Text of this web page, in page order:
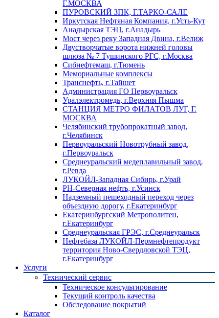
Г.МОСКВА
ПУРОВСКИЙ ЗПК, Г.ТАРКО-САЛЕ
Иркутская Нефтяная Компания, г.Усть-Кут
Анадырская ТЭЦ, г.Анадырь
Мост через реку Западная Двина, г.Велиж
Двустворчатые ворота нижней головы
шлюза № 7 Тушинского РГС, г.Москва
Сибнефтемаш, г.Тюмень
Мемориальные комплексы
Транснефть, г.Тайшет
Администрация ГО Первоуральск
Уралэлектромедь, г.Верхняя Пышма
СТАНЦИЯ МЕТРО ФИЛАТОВ ЛУГ, Г.
МОСКВА
Челябинский трубопрокатный завод,
г.Челябинск
Первоуральский Новотрубный завод,
г.Первоуральск
Среднеуральский медеплавильный завод,
г.Ревда
ЛУКОЙЛ-Западная Сибирь, г.Урай
РН-Северная нефть, г.Усинск
Надземный пешеходный переход через
объездную дорогу, г.Екатеринбург
Екатеринбургский Метрополитен,
г.Екатеринбург
Среднеуральская ГРЭС, г.Среднеуральск
Нефтебаза ЛУКОЙЛ-Пермнефтепродукт
территория Ново-Свердловской ТЭЦ,
г.Екатеринбург
Услуги
Технический сервис
Техническое консультирование
Текущий контроль качества
Обследование покрытий
Каталог